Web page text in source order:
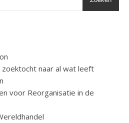
naar al wat leeft
voor Reorganisatie in de